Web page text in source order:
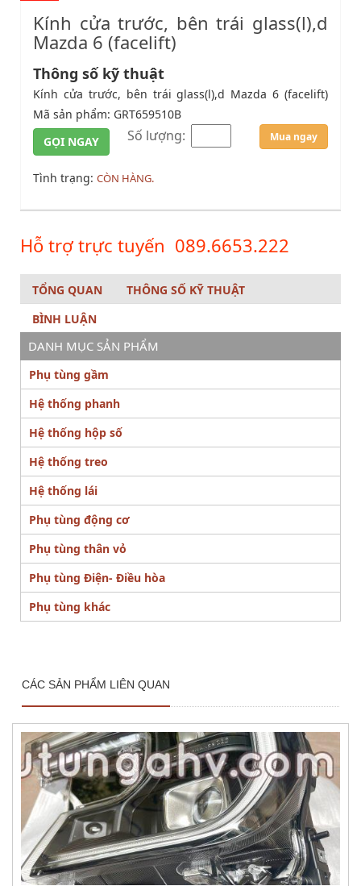
Kính cửa trước, bên trái glass(l),d
Mazda 6 (facelift)
Thông số kỹ thuật
Kính cửa trước, bên trái glass(l),d Mazda 6 (facelift)
Mã sản phẩm: GRT659510B
GỌI NGAY
Số lượng: Mua ngay
Tình trạng: CÒN HÀNG.
Hỗ trợ trực tuyến 089.6653.222
TỔNG QUAN
THÔNG SỐ KỸ THUẬT
BÌNH LUẬN
DANH MỤC SẢN PHẨM
Phụ tùng gầm
Hệ thống phanh
Hệ thống hộp số
Hệ thống treo
Hệ thống lái
Phụ tùng động cơ
Phụ tùng thân vỏ
Phụ tùng Điện- Điều hòa
Phụ tùng khác
CÁC SẢN PHẨM LIÊN QUAN